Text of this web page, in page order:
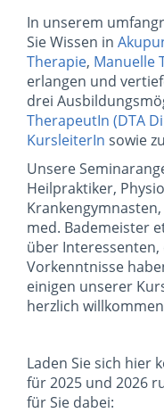
In unserem
Sie Wissen in
Therapie, Manuelle
erlangen und
drei
TherapeutIn (DTA
KursleiterIn sowie
Unsere
Heilpraktiker,
med. Bademeister
über
Vorkenntnisse
einigen unserer
herzlich
Laden Sie sich hier
für 2025 und 2026
für Sie dabei: